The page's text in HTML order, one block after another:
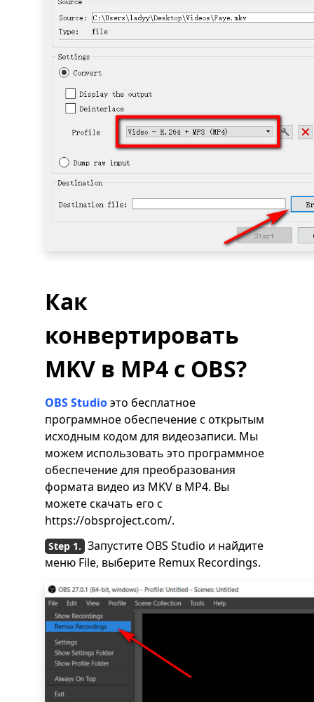
Как
конвертировать
MKV в MP4 с OBS?
OBS Studioэто бесплатное
программное обеспечение с открытым
исходным кодом для видеозаписи. Мы
можем использовать это программное
обеспечение для преобразования
формата видео из MKV в MP4. Вы
можете скачать его с
https://obsproject.com/.
Запустите OBS Studio и найдите
меню File, выберите Remux Recordings.